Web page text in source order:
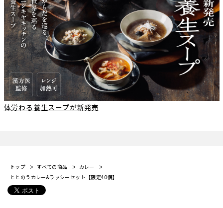
体労わる養生スープが新発売
トップ すべての商品
カレー
ととのうカレー&ラッシーセット【限定40個】